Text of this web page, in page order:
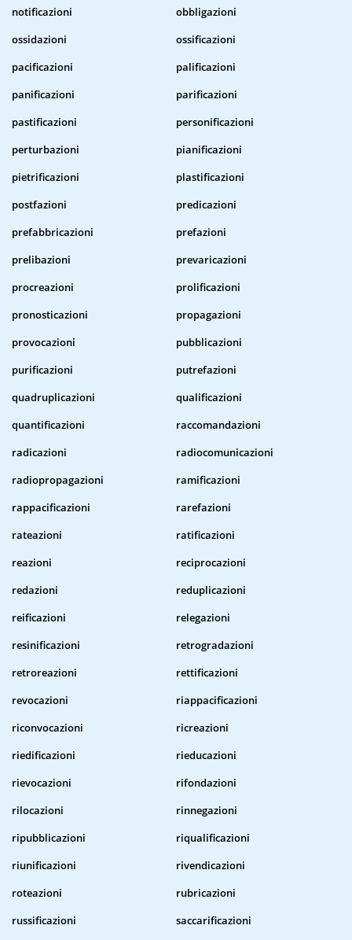
notificazioni
obbligazioni
ossidazioni
ossificazioni
pacificazioni
palificazioni
panificazioni
parificazioni
pastificazioni
personificazioni
perturbazioni
pianificazioni
pietrificazioni
plastificazioni
postfazioni
predicazioni
prefabbricazioni
prefazioni
prelibazioni
prevaricazioni
procreazioni
prolificazioni
pronosticazioni
propagazioni
provocazioni
pubblicazioni
purificazioni
putrefazioni
quadruplicazioni
qualificazioni
quantificazioni
raccomandazioni
radicazioni
radiocomunicazioni
radiopropagazioni
ramificazioni
rappacificazioni
rarefazioni
rateazioni
ratificazioni
reazioni
reciprocazioni
redazioni
reduplicazioni
reificazioni
relegazioni
resinificazioni
retrogradazioni
retroreazioni
rettificazioni
revocazioni
riappacificazioni
riconvocazioni
ricreazioni
riedificazioni
rieducazioni
rievocazioni
rifondazioni
rilocazioni
rinnegazioni
ripubblicazioni
riqualificazioni
riunificazioni
rivendicazioni
roteazioni
rubricazioni
russificazioni
saccarificazioni